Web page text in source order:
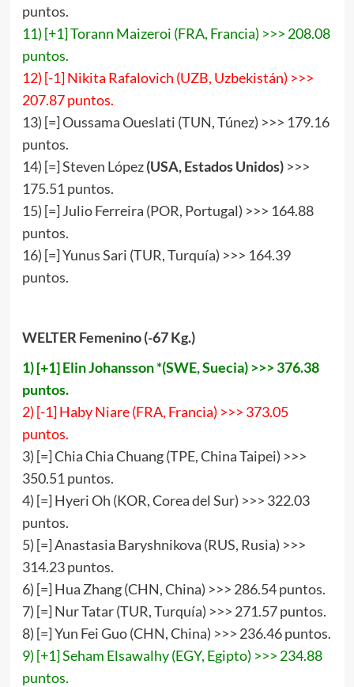
puntos.
11) [+1] Torann Maizeroi (FRA, Francia) >>> 208.08
puntos.
12) [-1] Nikita Rafalovich (UZB, Uzbekistán) >>>
207.87 puntos.
13) [=] Oussama Oueslati (TUN, Túnez) >>> 179.16
puntos.
14) [=] Steven López(USA, Estados Unidos)>>>
175.51 puntos.
15) [=] Julio Ferreira (POR, Portugal) >>> 164.88
puntos.
16) [=] Yunus Sari (TUR, Turquía) >>> 164.39
puntos.
WELTER Femenino (-67 Kg.)
1) [+1] Elin Johansson *(SWE, Suecia) >>> 376.38
puntos.
2) [-1] Haby Niare (FRA, Francia) >>> 373.05
puntos.
3) [=] Chia Chia Chuang (TPE, China Taipei) >>>
350.51 puntos.
4) [=] Hyeri Oh (KOR, Corea del Sur) >>> 322.03
puntos.
5) [=] Anastasia Baryshnikova (RUS, Rusia) >>>
314.23 puntos.
6) [=] Hua Zhang (CHN, China) >>> 286.54 puntos.
7) [=] Nur Tatar (TUR, Turquía) >>> 271.57 puntos.
8) [=] Yun Fei Guo (CHN, China) >>> 236.46 puntos.
9) [+1] Seham Elsawalhy (EGY, Egipto) >>> 234.88
puntos.